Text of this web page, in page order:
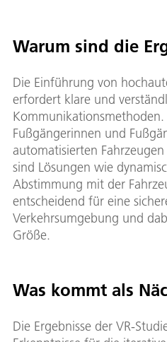
Warum sind die
Die Einführung von
erfordert klare und
Fußgängerinnen und
automatisierten
sind Lösungen wie
Abstimmung mit der
entscheidend für eine
Verkehrsumgebung und
Größe.
Was kommt als
Die Ergebnisse der VR-